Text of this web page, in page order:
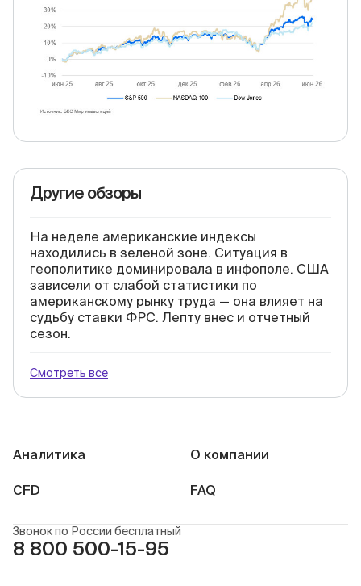
Другие обзоры
На неделе американские индексы
находились в зеленой зоне. Ситуация в
геополитике доминировала в инфополе. США
зависели от слабой статистики по
американскому рынку труда — она влияет на
судьбу ставки ФРС. Лепту внес и отчетный
сезон.
Смотреть все
Аналитика О компании
CFD FAQ
Звонок по России бесплатный
8 800 500-15-95